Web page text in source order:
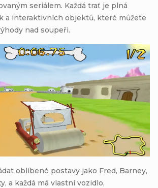
seriálem. Každá trať je plná
a interaktivních objektů, které můžete
nad soupeři.
oblíbené postavy jako Fred, Barney,
a každá má vlastní vozidlo,